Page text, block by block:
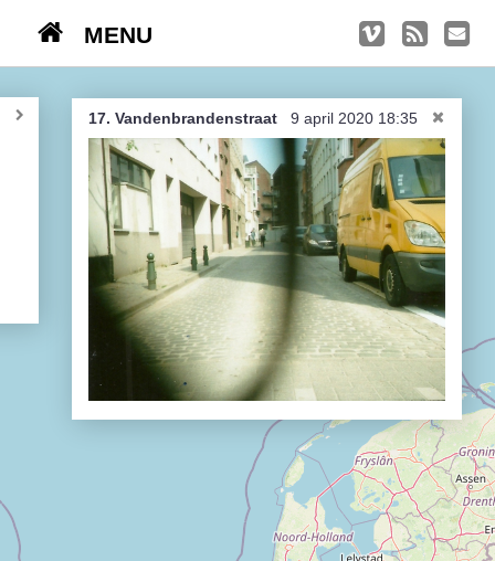
MENU
Kasseien
België / Duitsland / Nederland
Hoogtepunten
Soeperlange tocht
Afleveringen
Bounding Boxes
17. Vandenbrandenstraat 9 april 2020 18:35